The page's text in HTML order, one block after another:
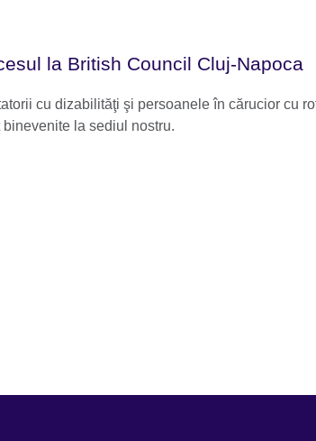
la British Council Cluj-Napoca
cu dizabilităţi şi persoanele în cărucior cu
binevenite la sediul nostru.